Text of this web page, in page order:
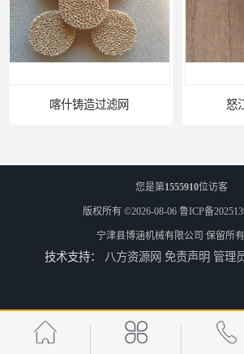
怒江铸造过滤网 江苏厂
耐高温可定制铸钢纤维网 铸造用
您是第1555910位访客
版权所有 ©2026-08-06 鲁ICP备
宁津县博涵机械有限公司 保留所有
技术支持： 八方资源网 免责声明 管理